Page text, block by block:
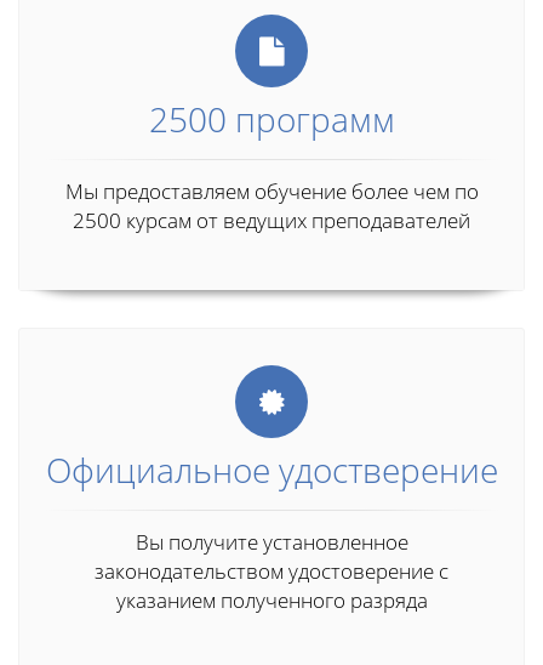
2500 программ
Мы предоставляем обучение более чем по
2500 курсам от ведущих преподавателей
Официальное удостверение
Вы получите установленное
законодательством удостоверение с
указанием полученного разряда